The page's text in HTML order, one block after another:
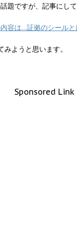
題ですが、記事にし
容は…証拠のシールと
ようと思います。
Sponsored Link